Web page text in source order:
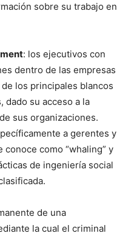
sobre su trabajo en
: los ejecutivos con
dentro de las empresas
los principales blancos
dado su acceso a la
sus organizaciones.
a gerentes y
como “whaling” y
de ingeniería social
de una
la cual el criminal